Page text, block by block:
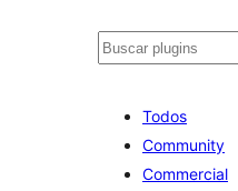
Buscar
Todos
Community
Commercial